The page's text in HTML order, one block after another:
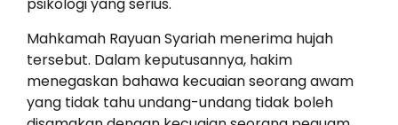
psikologi yang serius.
Mahkamah Rayuan Syariah menerima hujah
tersebut. Dalam keputusannya, hakim
menegaskan bahawa kecuaian seorang awam
yang tidak tahu undang-undang tidak boleh